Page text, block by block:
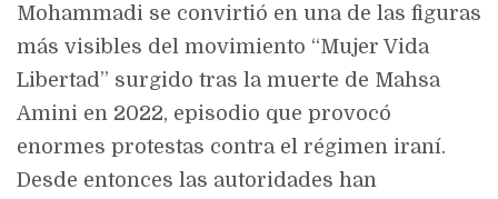
Mohammadi se convirtió en una de las figuras
más visibles del movimiento “Mujer Vida
Libertad” surgido tras la muerte de Mahsa
Amini en 2022, episodio que provocó
enormes protestas contra el régimen iraní.
Desde entonces las autoridades han